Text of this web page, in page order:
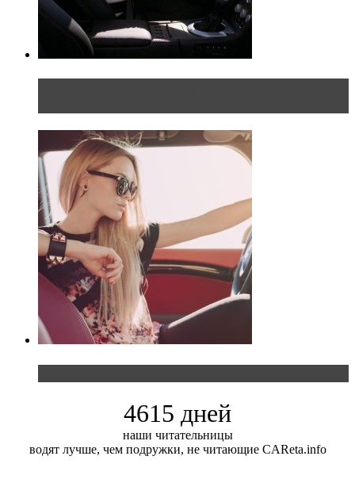
4615 дней
наши читательницы
водят лучше, чем подружки, не читающие CAReta.info